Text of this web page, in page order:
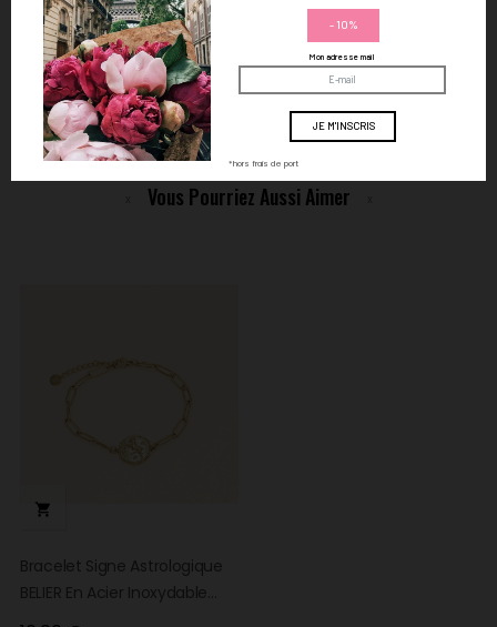
Paiement sécurisé par carte bancaire
Livraison offerte dès 59€ d'achat en France
Vos bijoux livrés dans une boîte Lilas de Seine
Vous Pourriez Aussi Aimer

Bracelet Signe Astrologique
BELIER En Acier Inoxydable
Doré
- 10%
Mon adresse mail
*hors frais de port